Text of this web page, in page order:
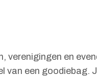
verenigingen en
een goodiebag.